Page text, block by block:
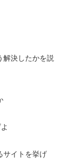
解決したかを説
サイトを挙げ